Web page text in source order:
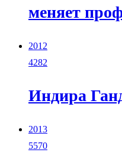
меняет
2012
4282
Индира
2013
5570